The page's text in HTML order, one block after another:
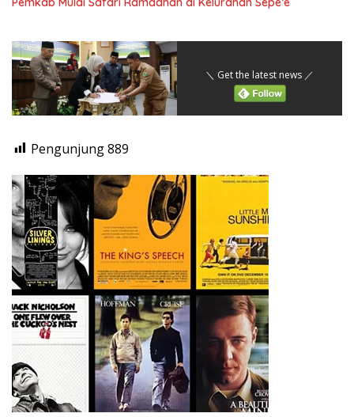
＼ Get the latest news ／
Pengunjung889